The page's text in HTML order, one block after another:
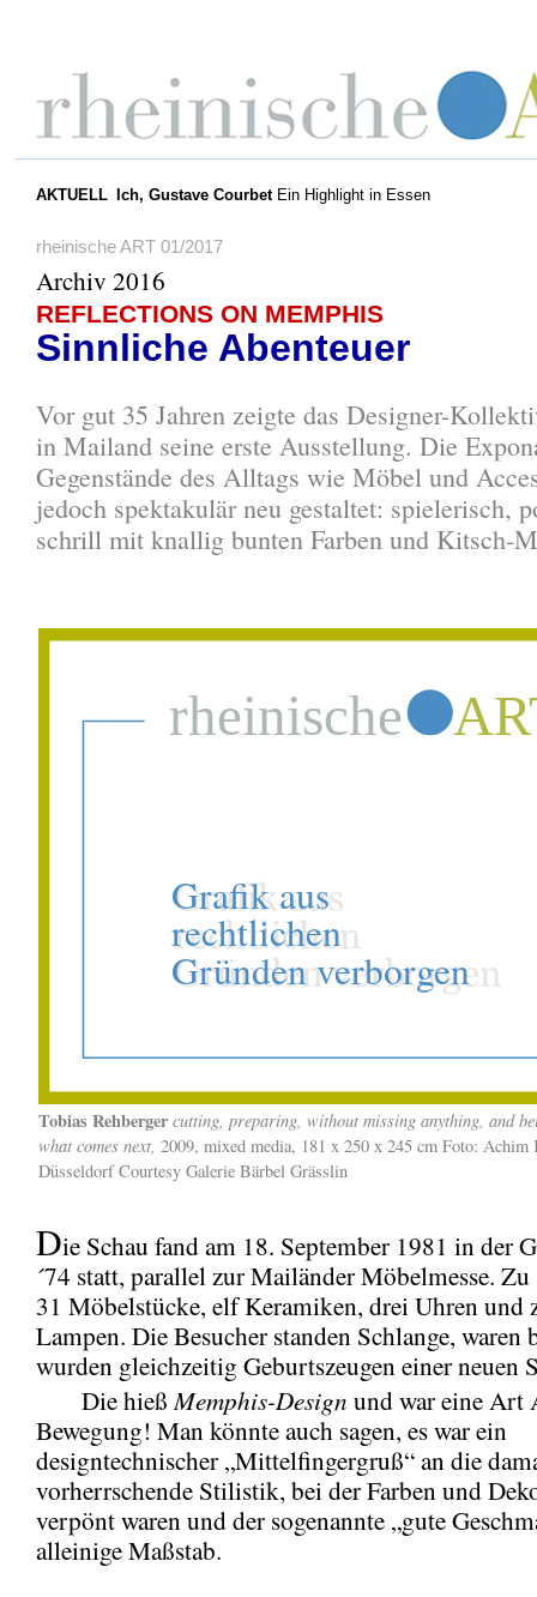
AKTUELL Ich, Gustave CourbetEin Highlight in Essen
rheinische ART 01/2017
Archiv 2016
REFLECTIONS ON MEMPHIS
Sinnliche Abenteuer
Vor gut 35 Jahren zeigte das Designer-
in Mailand seine erste Ausstellung. Die
Gegenstände des Alltags wie Möbel und
jedoch spektakulär neu gestaltet: spielerisch,
schrill mit knallig bunten Farben und Kitsch-
Tobias Rehberger cutting, preparing, without missing anything, and
what comes next, 2009, mixed media, 181 x 250 x 245 cm Foto: Achim
Düsseldorf Courtesy Galerie Bärbel Grässlin
Die Schau fand am 18. September 1981 in der
´74 statt, parallel zur Mailänder Möbelmesse. Zu
31 Möbelstücke, elf Keramiken, drei Uhren und
Lampen. Die Besucher standen Schlange, waren
wurden gleichzeitig Geburtszeugen einer neuen
Die hieß Memphis-Design und war eine Art
Bewegung! Man könnte auch sagen, es war ein
designtechnischer „Mittelfingergruß“ an die
vorherrschende Stilistik, bei der Farben und
verpönt waren und der sogenannte „gute
alleinige Maßstab.